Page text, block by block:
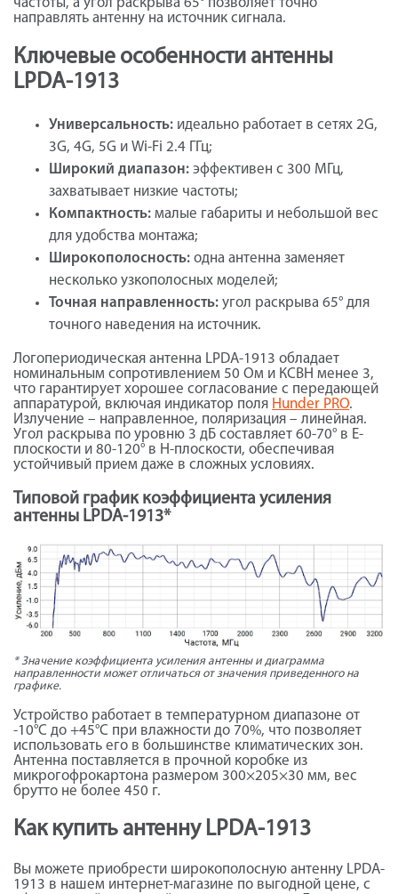
частоты, а угол раскрыва 65° позволяет точно
направлять антенну на источник сигнала.
Ключевые особенности антенны
LPDA-1913
Универсальность: идеально работает в сетях 2G,
3G, 4G, 5G и Wi-Fi 2.4 ГГц;
Широкий диапазон: эффективен с 300 МГц,
захватывает низкие частоты;
Компактность: малые габариты и небольшой вес
для удобства монтажа;
Широкополосность: одна антенна заменяет
несколько узкополосных моделей;
Точная направленность: угол раскрыва 65° для
точного наведения на источник.
Логопериодическая антенна LPDA-1913 обладает
номинальным сопротивлением 50 Ом и КСВН менее 3,
что гарантирует хорошее согласование с передающей
аппаратурой, включая индикатор поля Hunder PRO.
Излучение – направленное, поляризация – линейная.
Угол раскрыва по уровню 3 дБ составляет 60-70° в E-
плоскости и 80-120° в H-плоскости, обеспечивая
устойчивый прием даже в сложных условиях.
Типовой график коэффициента усиления
антенны LPDA-1913*
* Значение коэффициента усиления антенны и диаграмма
направленности может отличаться от значения приведенного на
графике.
Устройство работает в температурном диапазоне от
-10°C до +45°C при влажности до 70%, что позволяет
использовать его в большинстве климатических зон.
Антенна поставляется в прочной коробке из
микрогофрокартона размером 300×205×30 мм, вес
брутто не более 450 г.
Как купить антенну LPDA-1913
Вы можете приобрести широкополосную антенну LPDA-
1913 в нашем интернет-магазине по выгодной цене, с